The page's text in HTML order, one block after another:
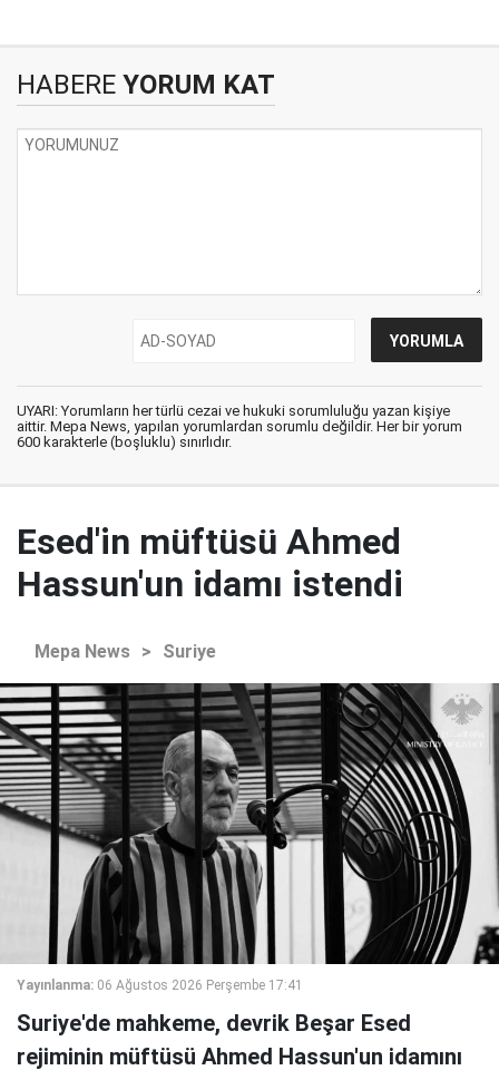
HABERE YORUM KAT
UYARI: Yorumların her türlü cezai ve hukuki sorumluluğu yazan kişiye
aittir. Mepa News, yapılan yorumlardan sorumlu değildir. Her bir yorum
600 karakterle (boşluklu) sınırlıdır.
Esed'in müftüsü Ahmed
Hassun'un idamı istendi
Mepa News > Suriye
Yayınlanma: 06 Ağustos 2026 Perşembe 17:41
Suriye'de mahkeme, devrik Beşar Esed
rejiminin müftüsü Ahmed Hassun'un idamını